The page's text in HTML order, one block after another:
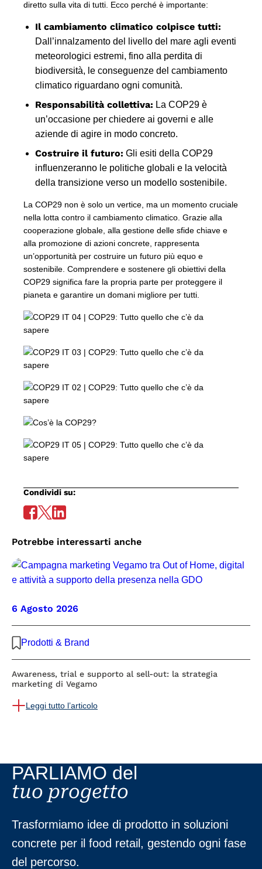
diretto sulla vita di tutti. Ecco perché è importante:
Il cambiamento climatico colpisce tutti:
Dall’innalzamento del livello del mare agli eventi
meteorologici estremi, fino alla perdita di
biodiversità, le conseguenze del cambiamento
climatico riguardano ogni comunità.
Responsabilità collettiva: La COP29 è
un’occasione per chiedere ai governi e alle
aziende di agire in modo concreto.
Costruire il futuro: Gli esiti della COP29
influenzeranno le politiche globali e la velocità
della transizione verso un modello sostenibile.
La COP29 non è solo un vertice, ma un momento cruciale
nella lotta contro il cambiamento climatico. Grazie alla
cooperazione globale, alla gestione delle sfide chiave e
alla promozione di azioni concrete, rappresenta
un’opportunità per costruire un futuro più equo e
sostenibile. Comprendere e sostenere gli obiettivi della
COP29 significa fare la propria parte per proteggere il
pianeta e garantire un domani migliore per tutti.
Condividi su:
Potrebbe interessarti anche
6 Agosto 2026
Prodotti & Brand
Awareness, trial e supporto al sell-out: la strategia
marketing di Vegamo
Leggi tutto l’articolo
PARLIAMO del
tuo progetto
Trasformiamo idee di prodotto in soluzioni
concrete per il food retail, gestendo ogni fase
del percorso.